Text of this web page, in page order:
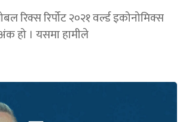
रिक्स रिर्पोट २०२१ वर्ल्ड इकोनोमिक्स
हो । यसमा हामीले